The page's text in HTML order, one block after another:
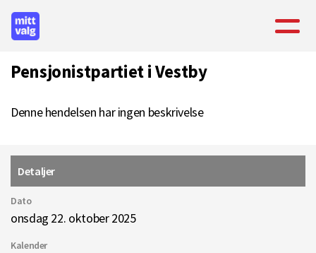
Pensjonistpartiet i Vestby
Denne hendelsen har ingen beskrivelse
Detaljer
Dato
onsdag 22. oktober 2025
Kalender